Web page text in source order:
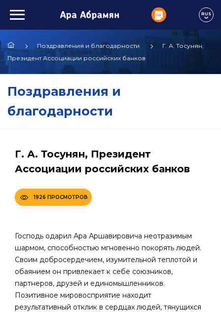
RUS
Поздравления и благодарности
Г. А. Тосунян,
Президент Ассоциации российских банков
Поздравления и
благодарности
Г. А. Тосунян, Президент
Ассоциации российских банков
1926 ПРОСМОТРОВ
Господь одарил Ара Аршавировича неотразимым
шармом, способностью мгновенно покорять людей.
Своим добросердечием, изумительной теплотой и
обаянием он привлекает к себе союзников,
партнеров, друзей и единомышленников.
Позитивное мировосприятие находит
результативный отклик в сердцах людей, тянущихся